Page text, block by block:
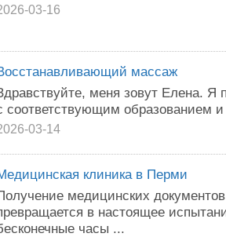
03-16
массаж
меня зовут Елена.
соответствующим образованием
03-14
клиника в Перми
медицинских
в настоящее
часы ...